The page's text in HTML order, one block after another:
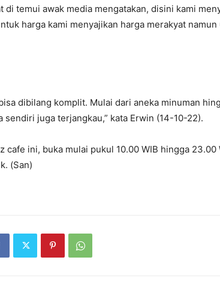
di temui awak media mengatakan, disini kami
harga kami menyajikan harga merakyat
dibilang komplit. Mulai dari aneka minuman
sendiri juga terjangkau,” kata Erwin (14-10-22).
cafe ini, buka mulai pukul 10.00 WIB hingga
(San)